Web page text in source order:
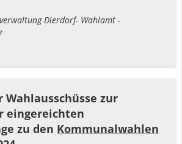
Dierdorf- Wahlamt -
Wahlausschüsse zur
eingereichten
zu den Kommunalwahlen